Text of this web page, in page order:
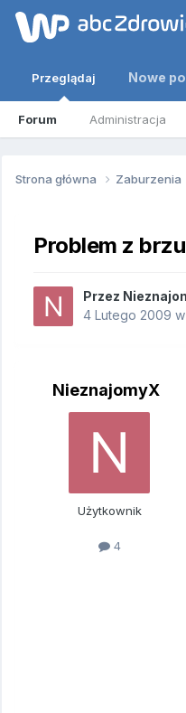
Przeglądaj
Forum Administracja
Nowe
Strona główna Zaburzenia
Problem z
Przez
4 Lutego 2009 w
NieznajomyX
Użytkownik
4